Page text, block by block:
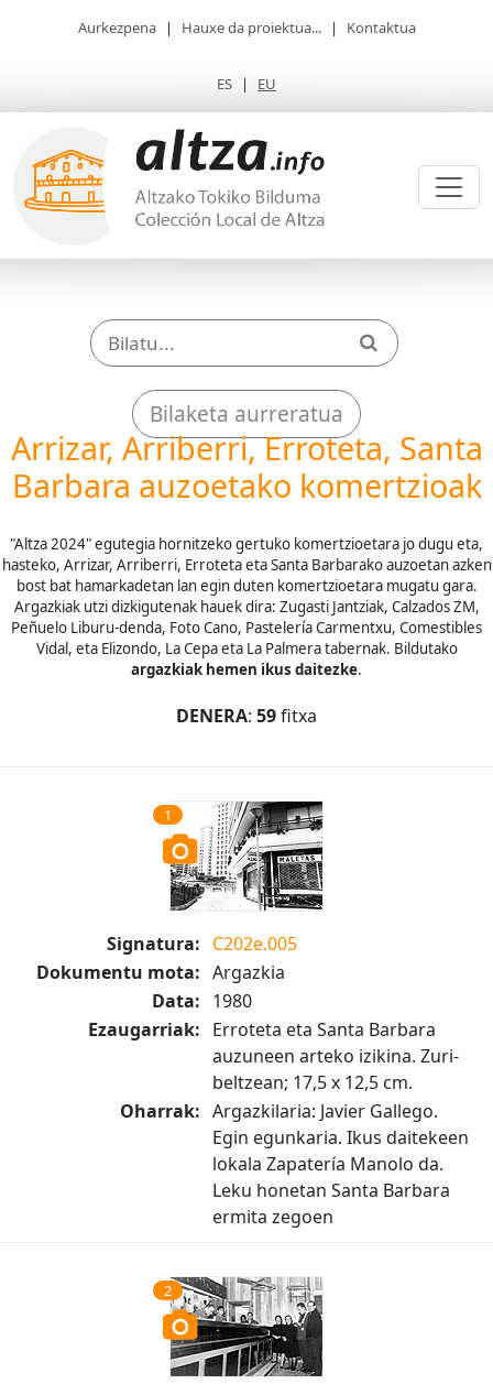
Aurkezpena | Hauxe da proiektua... | Kontaktua
ES | EU
Bilaketa aurreratua
Arrizar, Arriberri, Erroteta, Santa
Barbara auzoetako komertzioak
"Altza 2024" egutegia hornitzeko gertuko komertzioetara jo dugu eta,
hasteko, Arrizar, Arriberri, Erroteta eta Santa Barbarako auzoetan azken
bost bat hamarkadetan lan egin duten komertzioetara mugatu gara.
Argazkiak utzi dizkigutenak hauek dira: Zugasti Jantziak, Calzados ZM,
Peñuelo Liburu-denda, Foto Cano, Pastelería Carmentxu, Comestibles
Vidal, eta Elizondo, La Cepa eta La Palmera tabernak. Bildutako
argazkiak hemen ikus daitezke.
DENERA: 59fitxa
1
Signatura: C202e.005
Dokumentu mota: Argazkia
Data: 1980
Ezaugarriak: Erroteta eta Santa Barbara
auzuneen arteko izikina. Zuri-
beltzean; 17,5 x 12,5 cm.
Oharrak: Argazkilaria: Javier Gallego.
Egin egunkaria. Ikus daitekeen
lokala Zapatería Manolo da.
Leku honetan Santa Barbara
ermita zegoen
2